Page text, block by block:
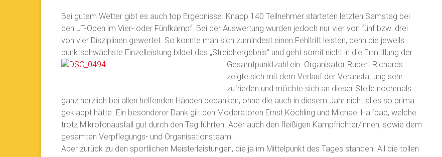
Bei gutem Wetter gibt es auch top Ergebnisse. Knapp 140 Teilnehmer starteten letzten Samstag bei
den JT-Open im Vier- oder Fünfkampf. Bei der Auswertung wurden jedoch nur vier von fünf bzw. drei
von vier Disziplinen gewertet. So konnte man sich zumindest einen Fehltritt leisten, denn die jeweils
punktschwächste Einzelleistung bildet das „Streichergebnis“ und geht somit nicht in die Ermittlung der
Gesamtpunktzahl ein. Organisator Rupert Richards
zeigte sich mit dem Verlauf der Veranstaltung sehr
zufrieden und möchte sich an dieser Stelle nochmals
ganz herzlich bei allen helfenden Händen bedanken, ohne die auch in diesem Jahr nicht alles so prima
geklappt hätte. Ein besonderer Dank gilt den Moderatoren Ernst Köchling und Michael Halfpap, welche
trotz Mikrofonausfall gut durch den Tag führten. Aber auch den fleißigen Kampfrichter/innen, sowie dem
gesamten Verpflegungs- und Organisationsteam.
Aber zurück zu den sportlichen Meisterleistungen, die ja im Mittelpunkt des Tages standen. All die tollen